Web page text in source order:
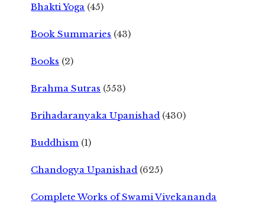
Bhakti Yoga (45)
Book Summaries (43)
Books (2)
Brahma Sutras (553)
Brihadaranyaka Upanishad (430)
Buddhism (1)
Chandogya Upanishad (625)
Complete Works of Swami Vivekananda